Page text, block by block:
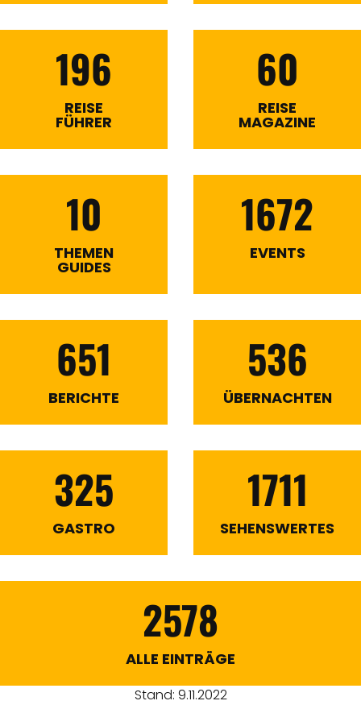
196
REISE
FÜHRER
60
REISE
MAGAZINE
10
THEMEN
GUIDES
1672
EVENTS
651
BERICHTE
536
ÜBERNACHTEN
325
GASTRO
1711
SEHENSWERTES
2578
ALLE EINTRÄGE
Stand: 9.11.2022